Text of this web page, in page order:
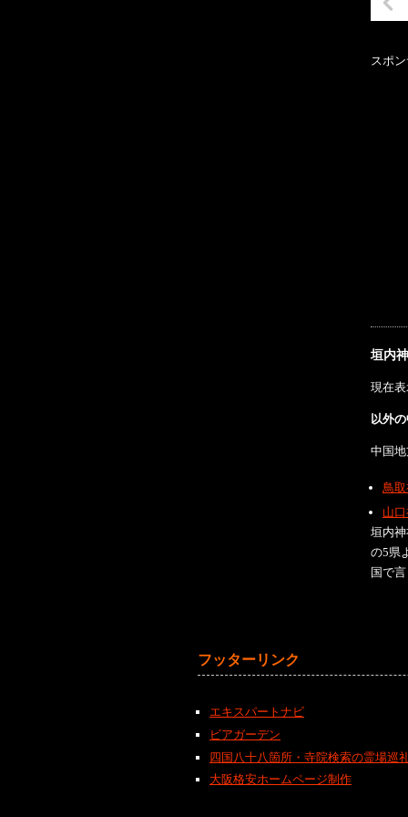
スポ
垣内
現在
以外
中国
鳥
山
垣内
の5県
国で
フッターリンク
エキスパートナビ
ビアガーデン
四国八十八箇所・寺院検索の霊場巡
大阪格安ホームページ制作